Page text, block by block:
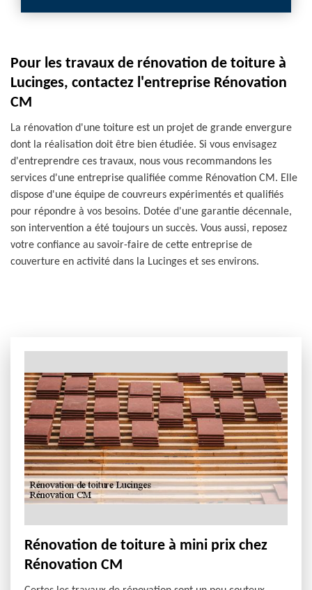
Pour les travaux de rénovation de toiture à
Lucinges, contactez l'entreprise Rénovation
CM
La rénovation d'une toiture est un projet de grande envergure
dont la réalisation doit être bien étudiée. Si vous envisagez
d'entreprendre ces travaux, nous vous recommandons les
services d'une entreprise qualifiée comme Rénovation CM. Elle
dispose d'une équipe de couvreurs expérimentés et qualifiés
pour répondre à vos besoins. Dotée d'une garantie décennale,
son intervention a été toujours un succès. Vous aussi, reposez
votre confiance au savoir-faire de cette entreprise de
couverture en activité dans la Lucinges et ses environs.
Rénovation de toiture à mini prix chez
Rénovation CM